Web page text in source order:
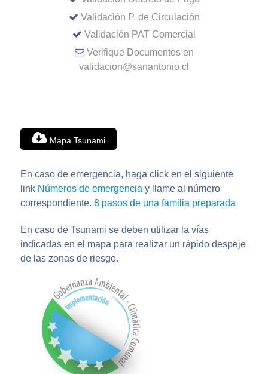
Validación P. de Circulación
Validación PAT Comercial
Verifique Documentos en
validacion@sanantonio.cl
Mapa Tsunami
En caso de emergencia, haga click en el siguiente
link Números de emergencia y llame al número
correspondiente. 8 pasos de una familia preparada
En caso de Tsunami se deben utilizar la vías
indicadas en el mapa para realizar un rápido despeje
de las zonas de riesgo.